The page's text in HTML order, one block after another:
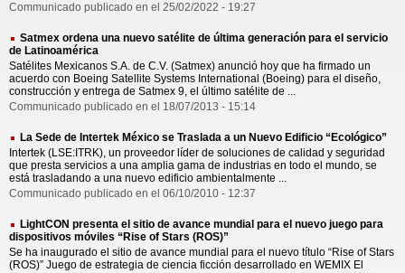
Communicado publicado en el 25/02/2022 - 19:27
Satmex ordena una nuevo satélite de última generación para el servicio
de Latinoamérica
Satélites Mexicanos S.A. de C.V. (Satmex) anunció hoy que ha firmado un
acuerdo con Boeing Satellite Systems International (Boeing) para el diseño,
construcción y entrega de Satmex 9, el último satélite de ...
Communicado publicado en el 18/07/2013 - 15:14
La Sede de Intertek México se Traslada a un Nuevo Edificio “Ecológico”
Intertek (LSE:ITRK), un proveedor líder de soluciones de calidad y seguridad
que presta servicios a una amplia gama de industrias en todo el mundo, se
está trasladando a una nuevo edificio ambientalmente ...
Communicado publicado en el 06/10/2010 - 12:37
LightCON presenta el sitio de avance mundial para el nuevo juego para
dispositivos móviles “Rise of Stars (ROS)”
Se ha inaugurado el sitio de avance mundial para el nuevo título “Rise of Stars
(ROS)” Juego de estrategia de ciencia ficción desarrollado en WEMIX El